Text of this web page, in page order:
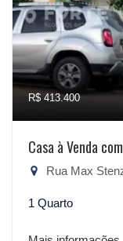
R$ 413.400
Casa à Venda
Rua Max Stenzel,
1 Quarto